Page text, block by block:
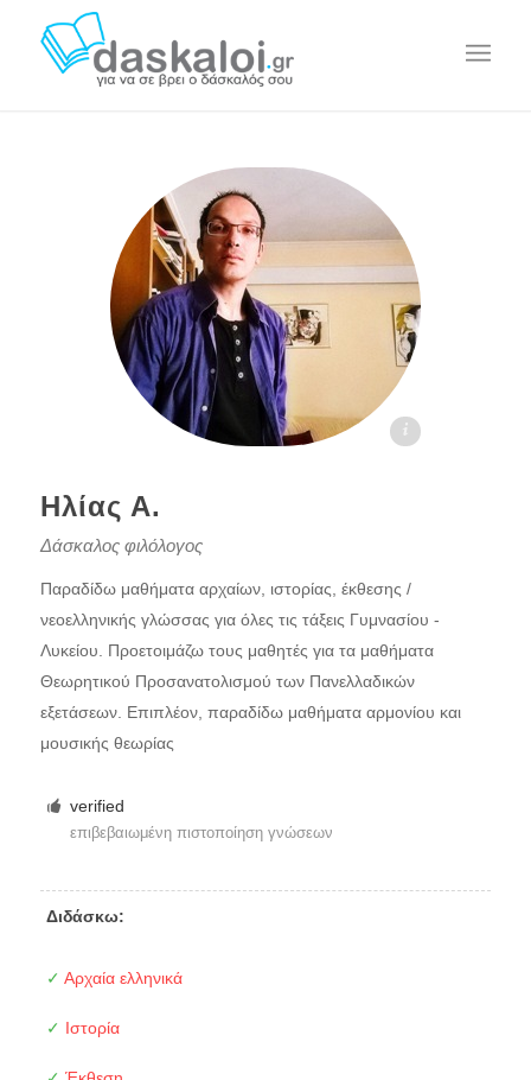
Ηλίας Α. daskaloi.gr
Ηλίας Α.
Δάσκαλος φιλόλογος
Παραδίδω μαθήματα αρχαίων, ιστορίας, έκθεσης /
νεοελληνικής γλώσσας για όλες τις τάξεις Γυμνασίου -
Λυκείου. Προετοιμάζω τους μαθητές για τα μαθήματα
Θεωρητικού Προσανατολισμού των Πανελλαδικών
εξετάσεων. Επιπλέον, παραδίδω μαθήματα αρμονίου και
μουσικής θεωρίας
verified
επιβεβαιωμένη πιστοποίηση γνώσεων
Διδάσκω:
✓ Αρχαία ελληνικά
✓ Ιστορία